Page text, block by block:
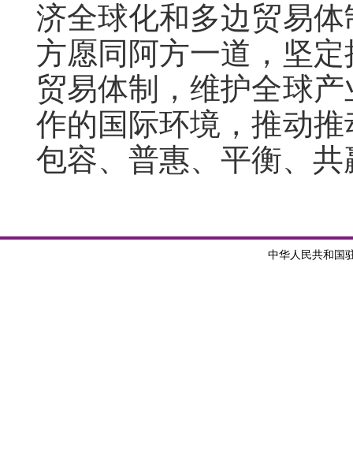
济全球化和多边贸易
方愿同阿方一道，坚
贸易体制，维护全球
作的国际环境，推动
包容、普惠、平衡、
中华人民共和国